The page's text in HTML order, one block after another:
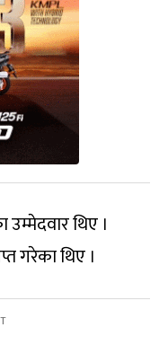
उम्मेदवार थिए ।
गरेका थिए ।